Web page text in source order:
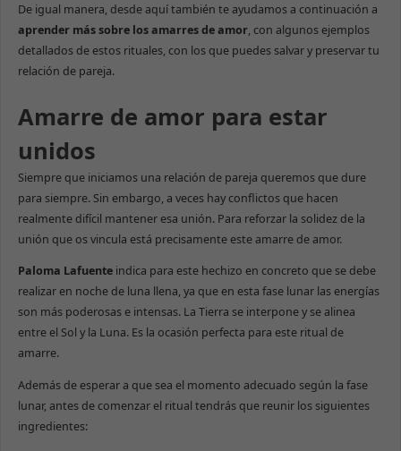
De igual manera, desde aquí también te ayudamos a continuación a
aprender más sobre los amarres de amor, con algunos ejemplos
detallados de estos rituales, con los que puedes salvar y preservar tu
relación de pareja.
Amarre de amor para estar
unidos
Siempre que iniciamos una relación de pareja queremos que dure
para siempre. Sin embargo, a veces hay conflictos que hacen
realmente difícil mantener esa unión. Para reforzar la solidez de la
unión que os vincula está precisamente este amarre de amor.
Paloma Lafuenteindica para este hechizo en concreto que se debe
realizar en noche de luna llena, ya que en esta fase lunar las energías
son más poderosas e intensas. La Tierra se interpone y se alinea
entre el Sol y la Luna. Es la ocasión perfecta para este ritual de
amarre.
Además de esperar a que sea el momento adecuado según la fase
lunar, antes de comenzar el ritual tendrás que reunir los siguientes
ingredientes: